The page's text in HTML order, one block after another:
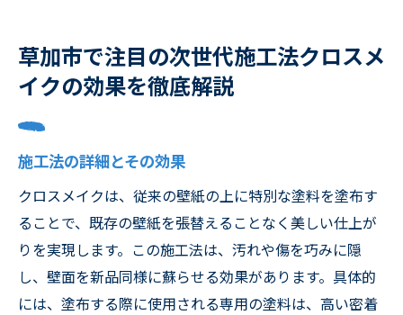
草加市で注目の次世代施工法クロスメ
イクの効果を徹底解説
施工法の詳細とその効果
クロスメイクは、従来の壁紙の上に特別な塗料を塗布す
ることで、既存の壁紙を張替えることなく美しい仕上が
りを実現します。この施工法は、汚れや傷を巧みに隠
し、壁面を新品同様に蘇らせる効果があります。具体的
には、塗布する際に使用される専用の塗料は、高い密着